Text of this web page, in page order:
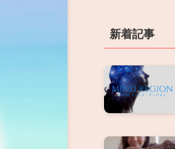
新着記事